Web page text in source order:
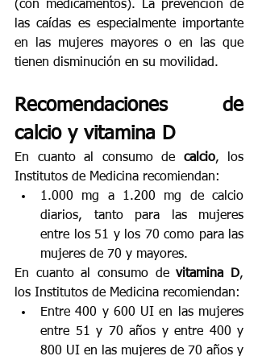
(con medicamentos). La prevención de
las caídas es especialmente importante
en las mujeres mayores o en las que
tienen disminución en su movilidad.
Recomendaciones de
calcio y vitamina D
En cuanto al consumo de calcio, los
Institutos de Medicina recomiendan:
1.000 mg a 1.200 mg de calcio
diarios, tanto para las mujeres
entre los 51 y los 70 como para las
mujeres de 70 y mayores.
En cuanto al consumo de vitamina D,
los Institutos de Medicina recomiendan:
Entre 400 y 600 UI en las mujeres
entre 51 y 70 años y entre 400 y
800 UI en las mujeres de 70 años y